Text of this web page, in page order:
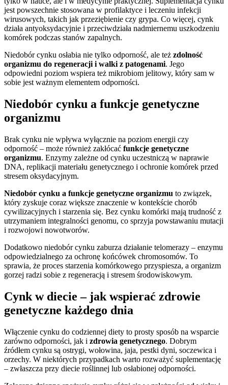
jest powszechnie stosowana w profilaktyce i leczeniu infekcji
wirusowych, takich jak przeziębienie czy grypa. Co więcej, cynk
działa antyoksydacyjnie i przeciwdziała nadmiernemu uszkodzeniu
komórek podczas stanów zapalnych.
Niedobór cynku osłabia nie tylko odporność, ale też zdolność
organizmu do regeneracji i walki z patogenami. Jego
odpowiedni poziom wspiera też mikrobiom jelitowy, który sam w
sobie jest ważnym elementem odporności.
Niedobór cynku a funkcje genetyczne
organizmu
Brak cynku nie wpływa wyłącznie na poziom energii czy
odporność – może również zakłócać funkcje genetyczne
organizmu. Enzymy zależne od cynku uczestniczą w naprawie
DNA, replikacji materiału genetycznego i ochronie komórek przed
stresem oksydacyjnym.
Niedobór cynku a funkcje genetyczne organizmu to związek,
który zyskuje coraz większe znaczenie w kontekście chorób
cywilizacyjnych i starzenia się. Bez cynku komórki mają trudność z
utrzymaniem integralności genomu, co sprzyja powstawaniu mutacji
i rozwojowi nowotworów.
Dodatkowo niedobór cynku zaburza działanie telomerazy – enzymu
odpowiedzialnego za ochronę końcówek chromosomów. To
sprawia, że proces starzenia komórkowego przyspiesza, a organizm
gorzej radzi sobie z regeneracją i stresem środowiskowym.
Cynk w diecie – jak wspierać zdrowie
genetyczne każdego dnia
Włączenie cynku do codziennej diety to prosty sposób na wsparcie
zarówno odporności, jak i zdrowia genetycznego. Dobrym
źródłem cynku są ostrygi, wołowina, jaja, pestki dyni, soczewica i
orzechy. W niektórych przypadkach warto rozważyć suplementację
– zwłaszcza przy diecie roślinnej lub osłabionej odporności.